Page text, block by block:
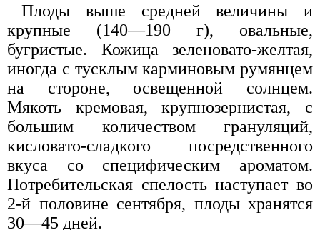
Плоды выше средней величины и
крупные (140—190 г), овальные,
бугристые. Кожица зеленовато-желтая,
иногда с тусклым карминовым румянцем
на стороне, освещенной солнцем.
Мякоть кремовая, крупнозернистая, с
большим количеством грануляций,
кисловато-сладкого посредственного
вкуса со специфическим ароматом.
Потребительская спелость наступает во
2-й половине сентября, плоды хранятся
30—45 дней.